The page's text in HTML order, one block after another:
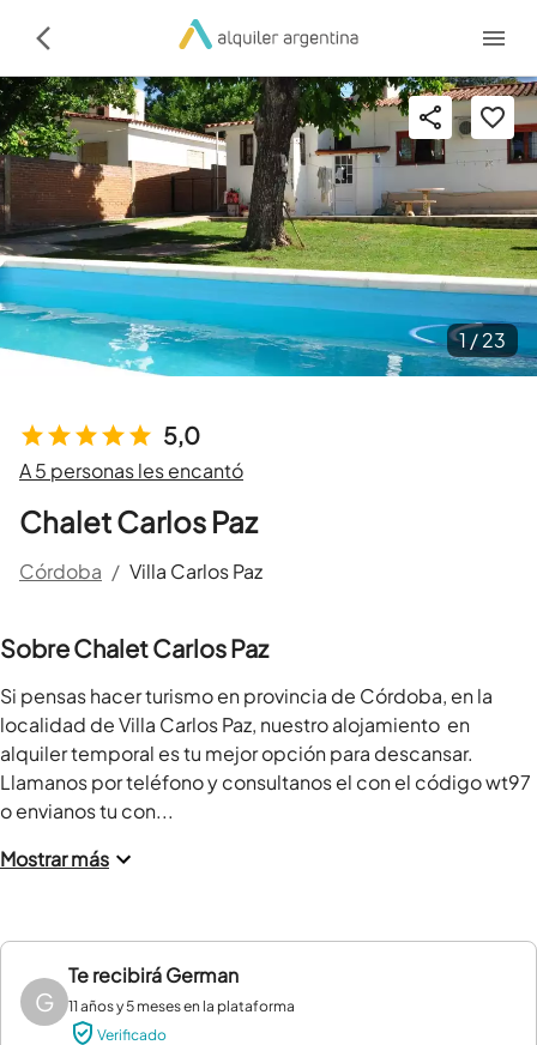
5,0
A 5 personas les encantó
Chalet Carlos Paz
Córdoba / Villa Carlos Paz
1 /23
Sobre Chalet Carlos Paz
Si pensas hacer turismo en provincia de Córdoba, en la
localidad de Villa Carlos Paz, nuestro alojamiento  en
alquiler temporal es tu mejor opción para descansar.
Llamanos por teléfono y consultanos el con el código wt97
o envianos tu con...
Mostrar más
G
Te recibiráGerman
11 años y 5 meses en la plataforma
Verificado